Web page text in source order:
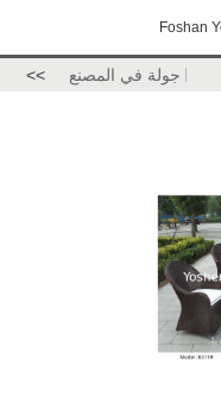
Foshan
جولة في المصنع >>